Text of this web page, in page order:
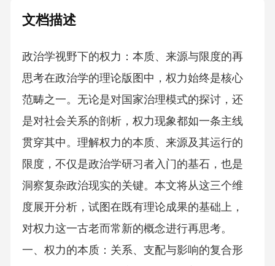
文档描述
政治学视野下的权力：本质、来源与限度的再
思考在政治学的理论版图中，权力始终是核心
范畴之一。无论是对国家治理模式的探讨，还
是对社会关系的剖析，权力现象都如一条主线
贯穿其中。理解权力的本质、来源及其运行的
限度，不仅是政治学研习者入门的基石，也是
洞察复杂政治现实的关键。本文将从这三个维
度展开分析，试图在既有理论成果的基础上，
对权力这一古老而常新的概念进行再思考。
一、权力的本质：关系、支配与影响的复合形